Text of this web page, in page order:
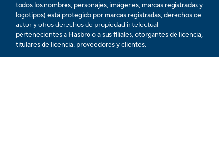
todos los nombres, personajes, imágenes, marcas registradas y
logotipos) está protegido por marcas registradas, derechos de
autor y otros derechos de propiedad intelectual
pertenecientes a Hasbro o a sus filiales, otorgantes de licencia,
titulares de licencia, proveedores y clientes.